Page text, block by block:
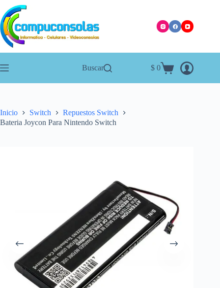
Saltar
al
contenido
Buscar
Carro
$ 0
Inicio Switch
Repuestos Switch
Bateria Joycon Para Nintendo Switch